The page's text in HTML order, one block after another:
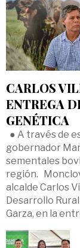
CARLOS
ENTREGA
GENÉTICA
● A través de
gobernador
sementales
región.
alcalde Carlos
Desarrollo
Garza, en la